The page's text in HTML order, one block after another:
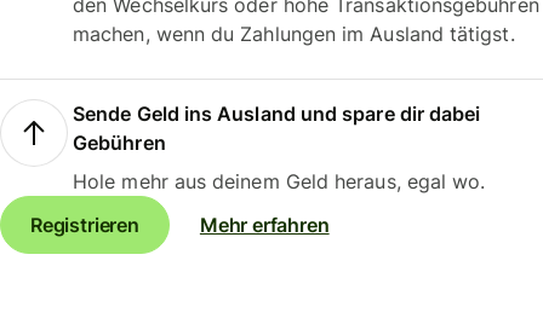
den Wechselkurs oder hohe Transaktionsgebühren
machen, wenn du Zahlungen im Ausland tätigst.
Sende Geld ins Ausland und spare dir dabei
Gebühren
Hole mehr aus deinem Geld heraus, egal wo.
Registrieren
Mehr erfahren